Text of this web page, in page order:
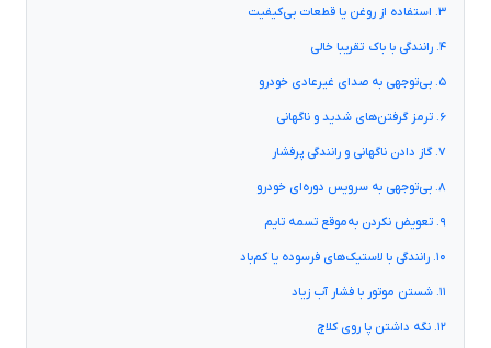
۳. استفاده از روغن یا قطعات بی‌کیفیت
۴. رانندگی با باک تقریبا خالی
۵. بی‌توجهی به صدای غیرعادی خودرو
۶. ترمز گرفتن‌های شدید و ناگهانی
۷. گاز دادن ناگهانی و رانندگی پرفشار
۸. بی‌توجهی به سرویس دوره‌ای خودرو
۹. تعویض نکردن به‌موقع تسمه تایم
۱۰. رانندگی با لاستیک‌های فرسوده یا کم‌باد
۱۱. شستن موتور با فشار آب زیاد
۱۲. نگه داشتن پا روی کلاچ